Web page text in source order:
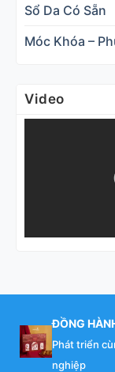
Sổ Da Có Sẵn
Móc Khóa –
Video
ĐỒNG
Phát triển
nghiệp